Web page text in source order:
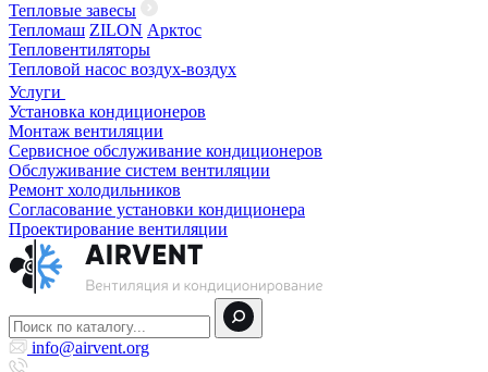
Тепловые завесы
Тепломаш ZILON Арктос
Тепловентиляторы
Тепловой насос воздух-воздух
Услуги
Установка кондиционеров
Монтаж вентиляции
Сервисное обслуживание кондиционеров
Обслуживание систем вентиляции
Ремонт холодильников
Согласование установки кондиционера
Проектирование вентиляции
info@airvent.org